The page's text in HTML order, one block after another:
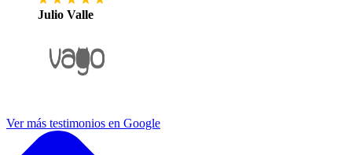
Julio Valle
Ver más testimonios en Google